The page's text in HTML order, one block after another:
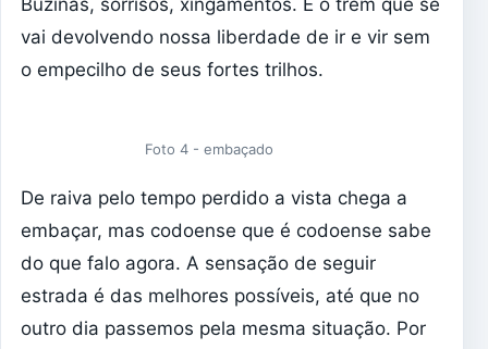
Buzinas, sorrisos, xingamentos. É o trem que se
vai devolvendo nossa liberdade de ir e vir sem
o empecilho de seus fortes trilhos.
Foto 4 - embaçado
De raiva pelo tempo perdido a vista chega a
embaçar, mas codoense que é codoense sabe
do que falo agora. A sensação de seguir
estrada é das melhores possíveis, até que no
outro dia passemos pela mesma situação. Por